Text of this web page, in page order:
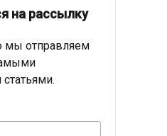
на рассылку
мы отправляем